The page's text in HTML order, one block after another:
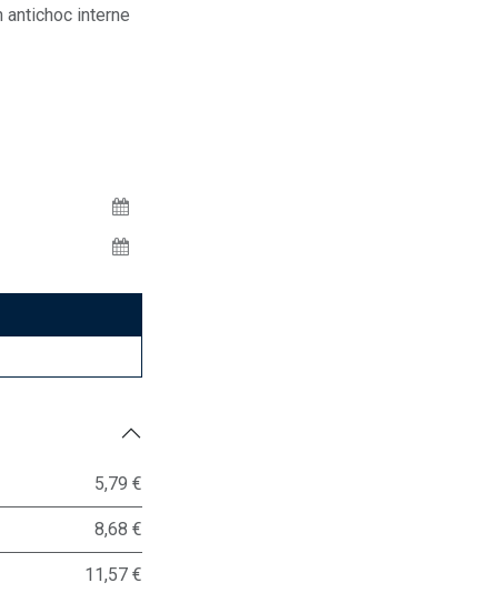
antichoc interne
5,79 €
8,68 €
11,57 €